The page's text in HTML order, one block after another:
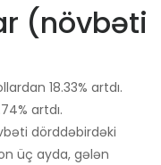
(növbəti
18.33% artdı.
artdı.
dörddəbirdəki
üç ayda, gələn